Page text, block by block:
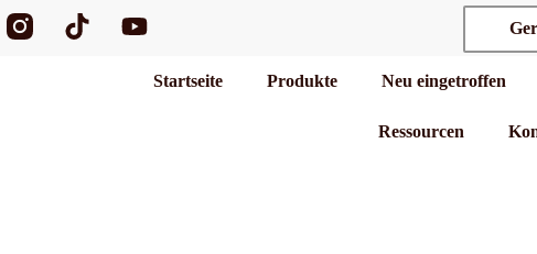
T
i
Y
o
Startseite Produkte Neu eingetroffen
Ressourcen